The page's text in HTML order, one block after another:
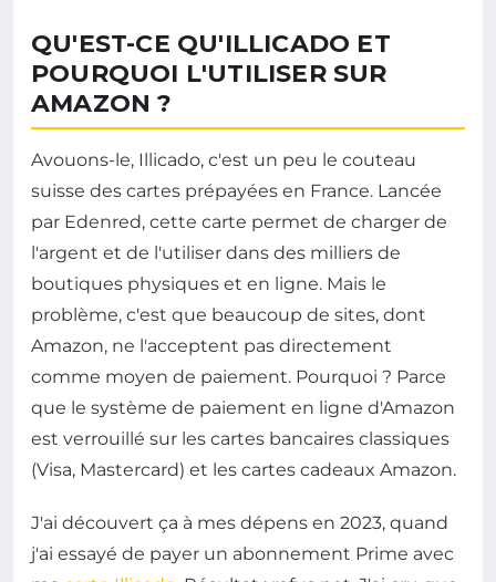
QU'EST-CE QU'ILLICADO ET
POURQUOI L'UTILISER SUR
AMAZON ?
Avouons-le, Illicado, c'est un peu le couteau
suisse des cartes prépayées en France. Lancée
par Edenred, cette carte permet de charger de
l'argent et de l'utiliser dans des milliers de
boutiques physiques et en ligne. Mais le
problème, c'est que beaucoup de sites, dont
Amazon, ne l'acceptent pas directement
comme moyen de paiement. Pourquoi ? Parce
que le système de paiement en ligne d'Amazon
est verrouillé sur les cartes bancaires classiques
(Visa, Mastercard) et les cartes cadeaux Amazon.
J'ai découvert ça à mes dépens en 2023, quand
j'ai essayé de payer un abonnement Prime avec